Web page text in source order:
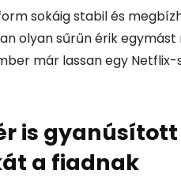
sokáig stabil és
olyan sűrűn érik
már lassan egy
is
a fiadnak